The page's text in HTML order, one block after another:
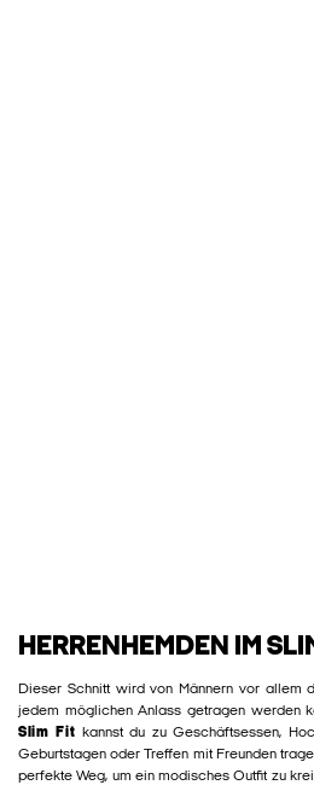
HERRENHEMDEN IM
Dieser Schnitt wird von Männern vor allem
jedem möglichen Anlass getragen werden
Slim Fit kannst du zu Geschäftsessen,
Geburtstagen oder Treffen mit Freunden
perfekte Weg, um ein modisches Outfit zu